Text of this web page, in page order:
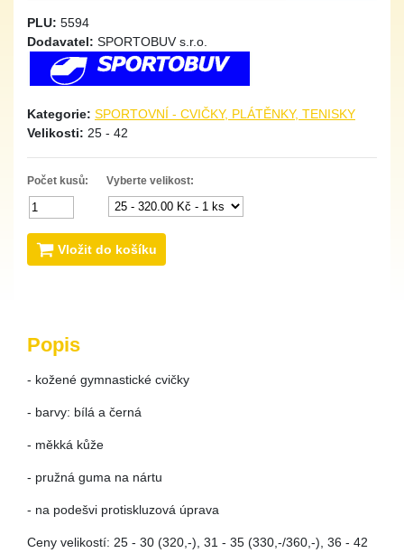
PLU: 5594
Dodavatel: SPORTOBUV s.r.o.
Kategorie: SPORTOVNÍ - CVIČKY, PLÁTĚNKY, TENISKY
Velikosti: 25 - 42
Počet kusů: Vyberte velikost:
Vložit do košíku
Popis
- kožené gymnastické cvičky
- barvy: bílá a černá
- měkká kůže
- pružná guma na nártu
- na podešvi protiskluzová úprava
Ceny velikostí: 25 - 30 (320,-), 31 - 35 (330,-/360,-), 36 - 42